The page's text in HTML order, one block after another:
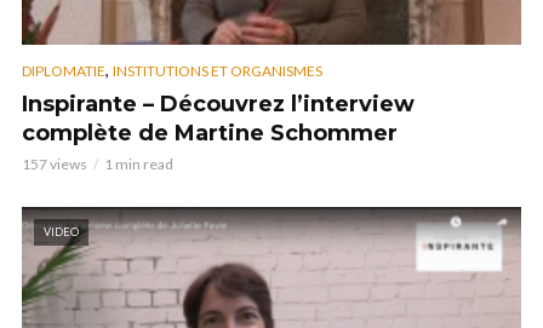
DIPLOMATIE, INSTITUTIONS ET ORGANISMES
Inspirante – Découvrez l’interview
complète de Martine Schommer
157 views 1 min read
VIDEO